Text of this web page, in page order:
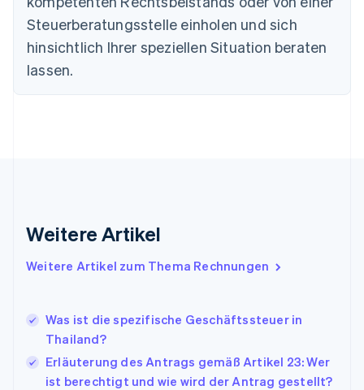
Steuerberatungsstelle einholen und sich
hinsichtlich Ihrer speziellen Situation beraten
lassen.
Weitere Artikel
Weitere Artikel zum Thema Rechnungen
Was ist die spezifische Geschäftssteuer in
Thailand?
Erläuterung des Antrags gemäß Artikel 23: Wer
ist berechtigt und wie wird der Antrag gestellt?
Deutschland
DeutschEnglish
English
Festlandchina
Indien
Irland
ItalianoEnglish
Japan
Kanada
EnglishFrançais